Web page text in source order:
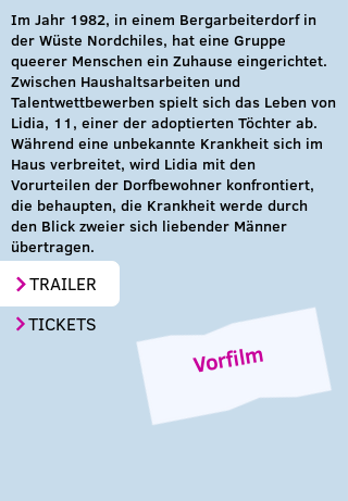
Im Jahr 1982, in einem Bergarbeiterdorf in
der Wüste Nordchiles, hat eine Gruppe
queerer Menschen ein Zuhause eingerichtet.
Zwischen Haushaltsarbeiten und
Talentwettbewerben spielt sich das Leben von
Lidia, 11, einer der adoptierten Töchter ab.
Während eine unbekannte Krankheit sich im
Haus verbreitet, wird Lidia mit den
Vorurteilen der Dorfbewohner konfrontiert,
die behaupten, die Krankheit werde durch
den Blick zweier sich liebender Männer
übertragen.
TRAILER
Vorfilm
TICKETS